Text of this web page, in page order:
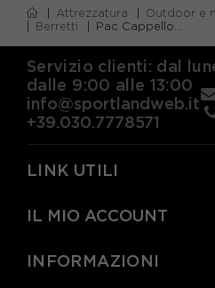
Attrezzatura Outdoor e
Berretti
Pac Cappello Outdoor Grigio
Servizio clienti: dal
dalle 9:00 alle 13:00
info@sportlandweb.it
+39.030.7778571
LINK UTILI
IL MIO ACCOUNT
INFORMAZIONI